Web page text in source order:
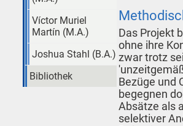
Das Projekt
ohne ihre
zwar trotz
Bezüge und
begegnen
Absätze als
selektiver
Víctor Muriel
Martín (M.A.)
Joshua Stahl (B.A.)
Bibliothek